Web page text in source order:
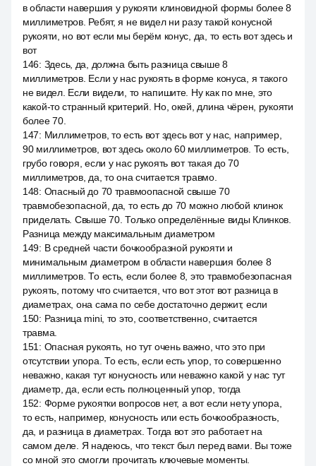
в области навершия у рукояти клиновидной формы более 8
миллиметров. Ребят, я не видел ни разу такой конусной
рукояти, но вот если мы берём конус, да, то есть вот здесь и
вот
146: Здесь, да, должна быть разница свыше 8
миллиметров. Если у нас рукоять в форме конуса, я такого
не видел. Если видели, то напишите. Ну как по мне, это
какой-то странный критерий. Но, окей, длина чёрен, рукояти
более 70.
147: Миллиметров, то есть вот здесь вот у нас, например,
90 миллиметров, вот здесь около 60 миллиметров. То есть,
грубо говоря, если у нас рукоять вот такая до 70
миллиметров, да, то она считается травмо.
148: Опасный до 70 травмоопасной свыше 70
травмобезопасной, да, то есть до 70 можно любой клинок
приделать. Свыше 70. Только определённые виды Клинков.
Разница между максимальным диаметром
149: В средней части бочкообразной рукояти и
минимальным диаметром в области навершия более 8
миллиметров. То есть, если более 8, это травмобезопасная
рукоять, потому что считается, что вот этот вот разница в
диаметрах, она сама по себе достаточно держит, если
150: Разница mini, то это, соответственно, считается
травма.
151 : Опасная рукоять, но тут очень важно, что это при
отсутствии упора. То есть, если есть упор, то совершенно
неважно, какая тут конусность или неважно какой у нас тут
диаметр, да, если есть полноценный упор, тогда
152: Форме рукоятки вопросов нет, а вот если нету упора,
то есть, например, конусность или есть бочкообразность,
да, и разница в диаметрах. Тогда вот это работает на
самом деле. Я надеюсь, что текст был перед вами. Вы тоже
со мной это смогли прочитать ключевые моменты.